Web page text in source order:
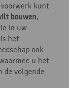
kunt
bouwen,
in uw
het
ook
u het
de volgende